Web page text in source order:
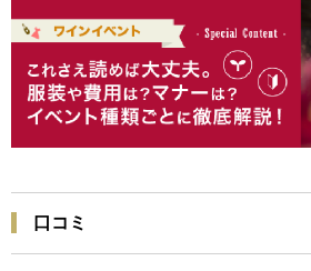
口コミ